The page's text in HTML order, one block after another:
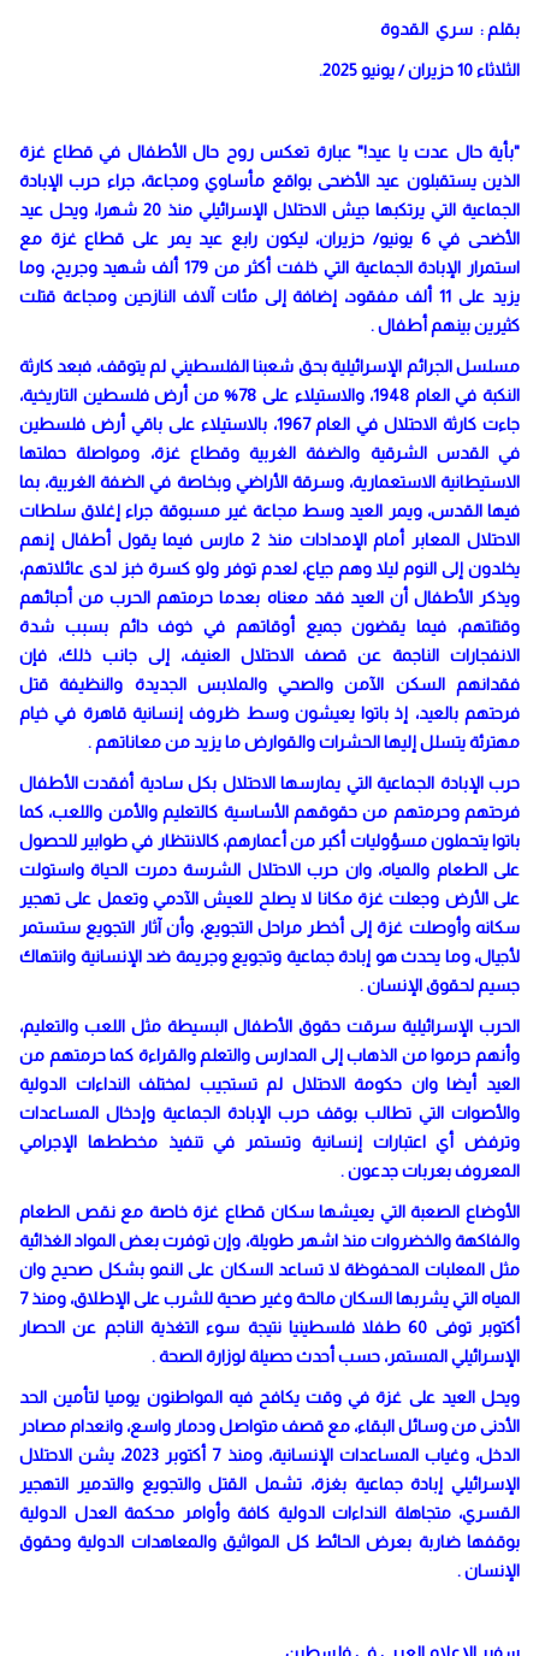
بقلم : سري القدوة
الثلاثاء 10 حزيران / يونيو 2025.
"بأية حال عدت يا عيد!" عبارة تعكس روح حال الأطفال في قطاع غزة
الذين يستقبلون عيد الأضحى بواقع مأساوي ومجاعة، جراء حرب الإبادة
الجماعية التي يرتكبها جيش الاحتلال الإسرائيلي منذ 20 شهرا، ويحل عيد
الأضحى في 6 يونيو/ حزيران، ليكون رابع عيد يمر على قطاع غزة مع
استمرار الإبادة الجماعية التي خلفت أكثر من 179 ألف شهيد وجريح، وما
يزيد على 11 ألف مفقود، إضافة إلى مئات آلاف النازحين ومجاعة قتلت
كثيرين بينهم أطفال .
مسلسل الجرائم الإسرائيلية بحق شعبنا الفلسطيني لم يتوقف، فبعد كارثة
النكبة في العام 1948، والاستيلاء على 78% من أرض فلسطين التاريخية،
جاءت كارثة الاحتلال في العام 1967، بالاستيلاء على باقي أرض فلسطين
في القدس الشرقية والضفة الغربية وقطاع غزة، ومواصلة حملتها
الاستيطانية الاستعمارية، وسرقة الأراضي وبخاصة في الضفة الغربية، بما
فيها القدس، ويمر العيد وسط مجاعة غير مسبوقة جراء إغلاق سلطات
الاحتلال المعابر أمام الإمدادات منذ 2 مارس فيما يقول أطفال إنهم
يخلدون إلى النوم ليلا وهم جياع، لعدم توفر ولو كسرة خبز لدى عائلاتهم،
ويذكر الأطفال أن العيد فقد معناه بعدما حرمتهم الحرب من أحبائهم
وقتلتهم، فيما يقضون جميع أوقاتهم في خوف دائم بسبب شدة
الانفجارات الناجمة عن قصف الاحتلال العنيف، إلى جانب ذلك، فإن
فقدانهم السكن الآمن والصحي والملابس الجديدة والنظيفة قتل
فرحتهم بالعيد، إذ باتوا يعيشون وسط ظروف إنسانية قاهرة في خيام
مهترئة يتسلل إليها الحشرات والقوارض ما يزيد من معاناتهم .
حرب الإبادة الجماعية التي يمارسها الاحتلال بكل سادية أفقدت الأطفال
فرحتهم وحرمتهم من حقوقهم الأساسية كالتعليم والأمن واللعب، كما
باتوا يتحملون مسؤوليات أكبر من أعمارهم، كالانتظار في طوابير للحصول
على الطعام والمياه، وان حرب الاحتلال الشرسة دمرت الحياة واستولت
على الأرض وجعلت غزة مكانا لا يصلح للعيش الآدمي وتعمل على تهجير
سكانه وأوصلت غزة إلى أخطر مراحل التجويع، وأن آثار التجويع ستستمر
لأجيال، وما يحدث هو إبادة جماعية وتجويع وجريمة ضد الإنسانية وانتهاك
جسيم لحقوق الإنسان .
الحرب الإسرائيلية سرقت حقوق الأطفال البسيطة مثل اللعب والتعليم،
وأنهم حرموا من الذهاب إلى المدارس والتعلم والقراءة كما حرمتهم من
العيد أيضا وان حكومة الاحتلال لم تستجيب لمختلف النداءات الدولية
والأصوات التي تطالب بوقف حرب الإبادة الجماعية وإدخال المساعدات
وترفض أي اعتبارات إنسانية وتستمر في تنفيذ مخططها الإجرامي
المعروف بعربات جدعون .
الأوضاع الصعبة التي يعيشها سكان قطاع غزة خاصة مع نقص الطعام
والفاكهة والخضروات منذ اشهر طويلة، وإن توفرت بعض المواد الغذائية
مثل المعلبات المحفوظة لا تساعد السكان على النمو بشكل صحيح وان
المياه التي يشربها السكان مالحة وغير صحية للشرب على الإطلاق، ومنذ 7
أكتوبر توفى 60 طفلا فلسطينيا نتيجة سوء التغذية الناجم عن الحصار
الإسرائيلي المستمر، حسب أحدث حصيلة لوزارة الصحة.
ويحل العيد على غزة في وقت يكافح فيه المواطنون يوميا لتأمين الحد
الأدنى من وسائل البقاء، مع قصف متواصل ودمار واسع، وانعدام مصادر
الدخل، وغياب المساعدات الإنسانية، ومنذ 7 أكتوبر 2023، يشن الاحتلال
الإسرائيلي إبادة جماعية بغزة، تشمل القتل والتجويع والتدمير التهجير
القسري، متجاهلة النداءات الدولية كافة وأوامر محكمة العدل الدولية
بوقفها ضاربة بعرض الحائط كل المواثيق والمعاهدات الدولية وحقوق
الإنسان .